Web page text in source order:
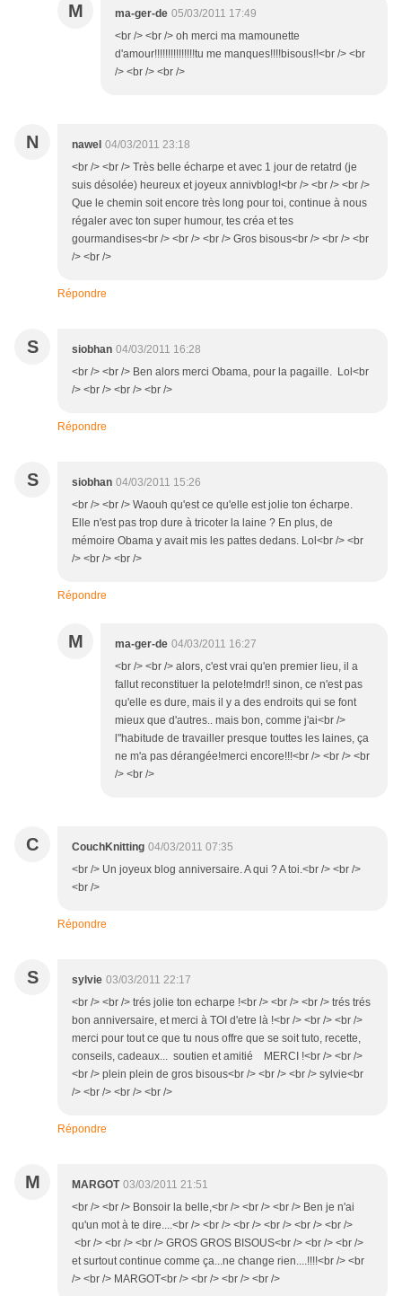
M ma-ger-de 05/03/2011 17:49
<br /> <br /> oh merci ma mamounette
d'amour!!!!!!!!!!!!!!!tu me manques!!!!bisous!!<br /> <br
/> <br /> <br />
N nawel 04/03/2011 23:18
<br /> <br /> Très belle écharpe et avec 1 jour de retatrd (je
suis désolée) heureux et joyeux annivblog!<br /> <br /> <br />
Que le chemin soit encore très long pour toi, continue à nous
régaler avec ton super humour, tes créa et tes
gourmandises<br /> <br /> <br /> Gros bisous<br /> <br /> <br
/> <br />
Répondre
S siobhan 04/03/2011 16:28
<br /> <br /> Ben alors merci Obama, pour la pagaille. Lol<br
/> <br /> <br /> <br />
Répondre
S siobhan 04/03/2011 15:26
<br /> <br /> Waouh qu'est ce qu'elle est jolie ton écharpe.
Elle n'est pas trop dure à tricoter la laine ? En plus, de
mémoire Obama y avait mis les pattes dedans. Lol<br /> <br
/> <br /> <br />
Répondre
M ma-ger-de 04/03/2011 16:27
<br /> <br /> alors, c'est vrai qu'en premier lieu, il a
fallut reconstituer la pelote!mdr!! sinon, ce n'est pas
qu'elle es dure, mais il y a des endroits qui se font
mieux que d'autres.. mais bon, comme j'ai<br />
l"habitude de travailler presque touttes les laines, ça
ne m'a pas dérangée!merci encore!!!<br /> <br /> <br
/> <br />
C CouchKnitting 04/03/2011 07:35
<br /> Un joyeux blog anniversaire. A qui ? A toi.<br /> <br />
<br />
Répondre
S sylvie 03/03/2011 22:17
<br /> <br /> trés jolie ton echarpe !<br /> <br /> <br /> trés trés
bon anniversaire, et merci à TOI d'etre là !<br /> <br /> <br />
merci pour tout ce que tu nous offre que se soit tuto, recette,
conseils, cadeaux... soutien et amitié MERCI !<br /> <br />
<br /> plein plein de gros bisous<br /> <br /> <br /> sylvie<br
/> <br /> <br /> <br />
Répondre
M MARGOT 03/03/2011 21:51
<br /> <br /> Bonsoir la belle,<br /> <br /> <br /> Ben je n'ai
qu'un mot à te dire....<br /> <br /> <br /> <br /> <br /> <br />
<br /> <br /> <br /> GROS GROS BISOUS<br /> <br /> <br />
et surtout continue comme ça...ne change rien....!!!!<br /> <br
/> <br /> MARGOT<br /> <br /> <br /> <br />